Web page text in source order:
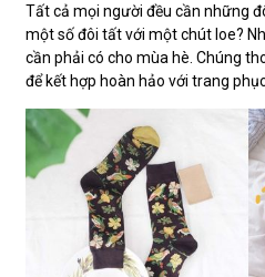
Tất cả mọi người đều cần những
một số đôi tất với một chút loe?
cần phải có cho mùa hè. Chúng
để kết hợp hoàn hảo với trang